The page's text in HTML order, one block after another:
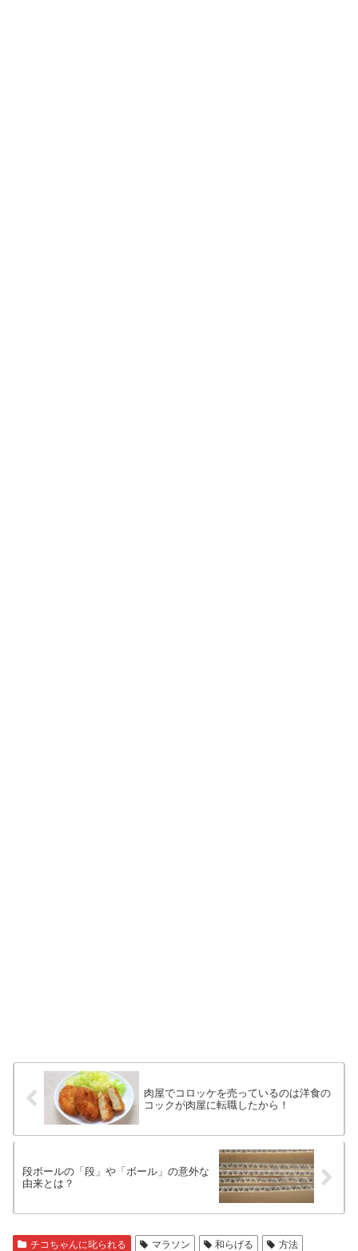
肉屋でコロッケを売っているのは洋食の
コックが肉屋に転職したから！
段ボールの「段」や「ボール」の意外な
由来とは？
チコちゃんに叱られる マラソン 和らげる
方法